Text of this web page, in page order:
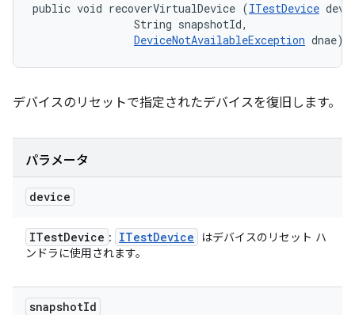
public void recoverVirtualDevice (ITestDevice
                String snapshotId,
DeviceNotAvailableException dnae)
デバイスのリセットで指定されたデバイスを復旧します。
パラメータ
device
ITestDevice : ITestDevice
はデバイスのリセット ハ
ンドラに使用されます。
snapshotId